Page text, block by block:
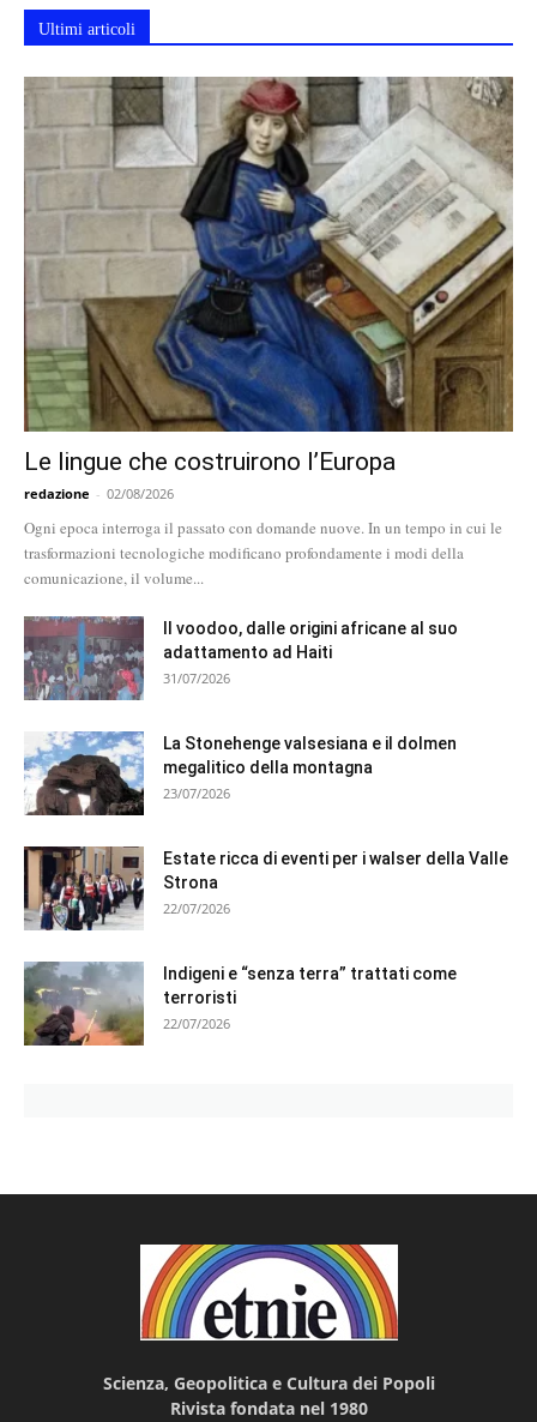
Ultimi articoli
Le lingue che costruirono l’Europa
redazione - 02/08/2026
Ogni epoca interroga il passato con domande nuove. In un tempo in cui le
trasformazioni tecnologiche modificano profondamente i modi della
comunicazione, il volume...
Il voodoo, dalle origini africane al suo
adattamento ad Haiti
31/07/2026
La Stonehenge valsesiana e il dolmen
megalitico della montagna
23/07/2026
Estate ricca di eventi per i walser della Valle
Strona
22/07/2026
Indigeni e “senza terra” trattati come
terroristi
22/07/2026
Scienza, Geopolitica e Cultura dei Popoli
Rivista fondata nel 1980